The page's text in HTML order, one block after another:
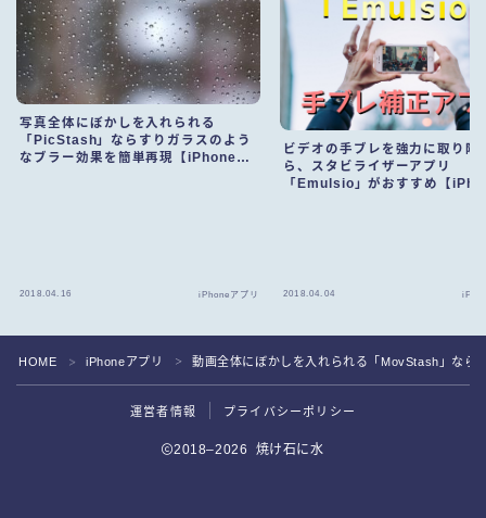
写真全体にぼかしを入れられる
「PicStash」ならすりガラスのよう
なブラー効果を簡単再現【iPhoneア
2018.04.16 iPhoneアプリ
ビデオの手ブレを強力に取り除
ら、スタビライザーアプリ
「Emulsio」がおすすめ【
2018.04.04
HOME ＞ iPhoneアプリ ＞ 動画全体にぼかしを入れられる「MovStash」なら
運営者情報 プライバシーポリシー
2018–2026 焼け石に水